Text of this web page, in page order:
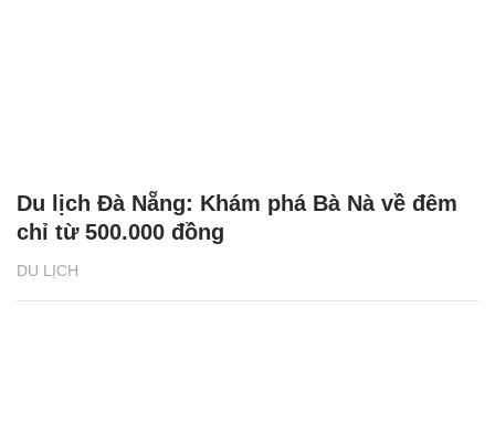
DU LỊCH
Du lịch Đà Nẵng: Khám phá Bà Nà về đêm
chỉ từ 500.000 đồng